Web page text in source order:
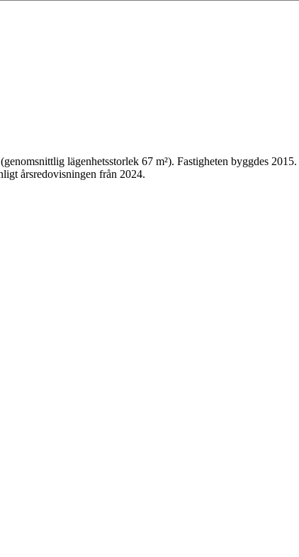
(genomsnittlig lägenhetsstorlek 67 m²). Fastigheten byggdes 2015.
årsredovisningen från 2024.